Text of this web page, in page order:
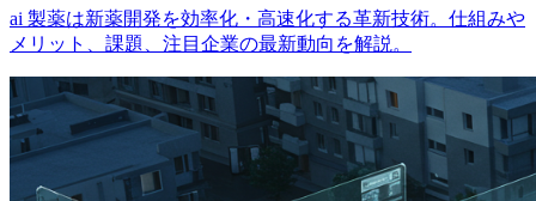
ai 製薬は新薬開発を効率化・高速化する革新技術。仕組みや
メリット、課題、注目企業の最新動向を解説。